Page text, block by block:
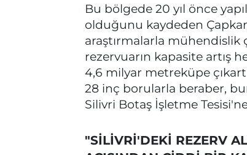
Bu bölgede 20 yıl önce
olduğunu kaydeden
araştırmalarla mühendislik
rezervuarın kapasite artış
4,6 milyar metreküpe
28 inç borularla beraber,
Silivri Botaş İşletme
"SİLİVRİ'DEKİ REZERV